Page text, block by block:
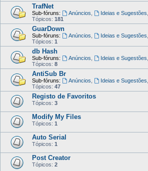
TrafNet
Sub-fóruns: Anúncios Ideias e Sugestões
Tópicos: 181
GuarDown
Sub-fóruns: Anúncios Ideias e Sugestões
Tópicos: 1
db Hash
Sub-fóruns: Anúncios Ideias e Sugestões
Tópicos: 8
AntiSub Br
Sub-fóruns: Anúncios Ideias e Sugestões
Tópicos: 47
Registo de Favoritos
Tópicos: 3
Modify My Files
Tópicos: 1
Auto Serial
Tópicos: 1
Post Creator
Tópicos: 2